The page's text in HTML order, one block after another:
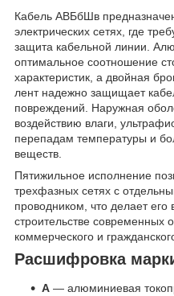
Кабель АВБбШв
электрических сетях, где
защита кабельной линии.
оптимальное соотношение
характеристик, а двойная
лент надежно защищает
повреждений. Наружная
воздействию влаги,
перепадам температуры и
веществ.
Пятижильное исполнение
трехфазных сетях с
проводником, что делает
строительстве современных
коммерческого и
Расшифровка
А — алюминиевая